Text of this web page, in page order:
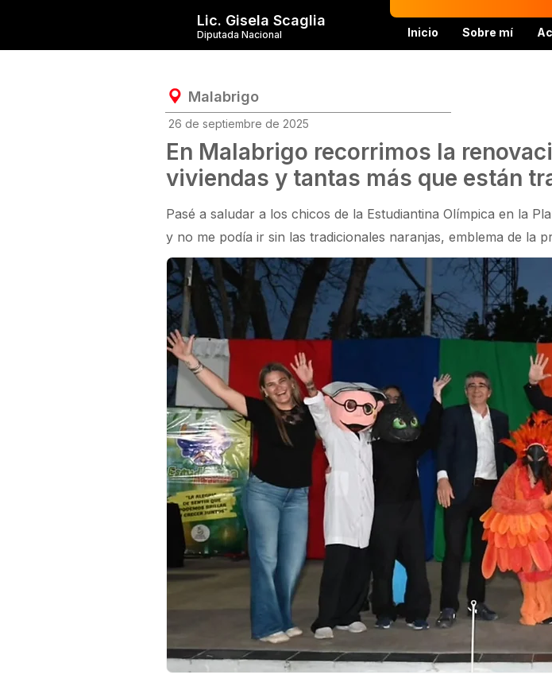
Diputada Nacional
Lic. Gisela Scaglia
Inicio Sobre mí
Malabrigo
26 de septiembre de 2025
En Malabrigo recorrimos la
viviendas y tantas más que están
Pasé a saludar a los chicos de la Estudiantina Olímpica en la
y no me podía ir sin las tradicionales naranjas, emblema de la